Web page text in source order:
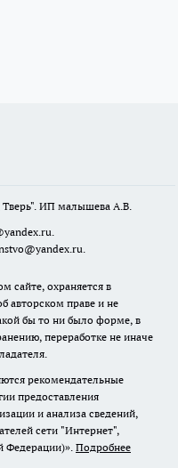
Тверь". ИП малышева А.В.
сайте, охраняется в
авторском праве и не
бы то ни было форме, в
переработке не иначе
рекомендательные
предоставления
и анализа сведений,
сети "Интернет",
Федерации)». Подробнее